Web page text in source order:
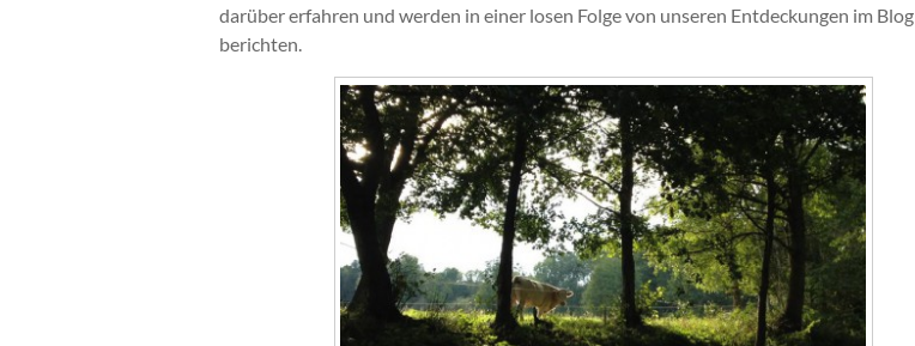
darüber erfahren und werden in einer losen Folge von unseren Entdeckungen im Blog
berichten.